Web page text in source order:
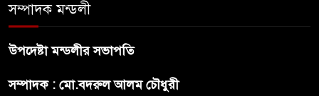
বন্ধুত্ব : ব্রেট লি
সম্পাদক মন্ডলী
উপদেষ্টা মন্ডলীর সভাপতি
সম্পাদক : মো.বদরুল আলম চৌধুরী